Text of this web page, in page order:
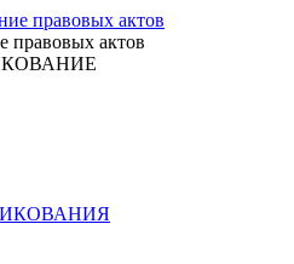
правовых актов